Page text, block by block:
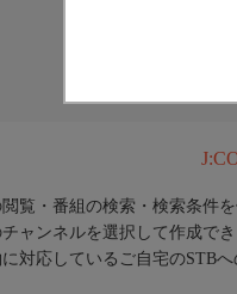
覧・番組の検索・検索条件
ャンネルを選択して作成でき
対応しているご自宅のSTBへ